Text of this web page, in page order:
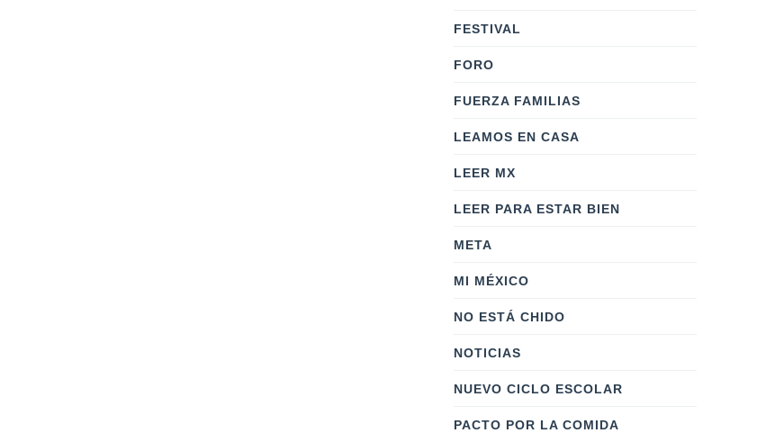
FESTIVAL
FORO
FUERZA FAMILIAS
LEAMOS EN CASA
LEER MX
LEER PARA ESTAR BIEN
META
MI MÉXICO
NO ESTÁ CHIDO
NOTICIAS
NUEVO CICLO ESCOLAR
PACTO POR LA COMIDA